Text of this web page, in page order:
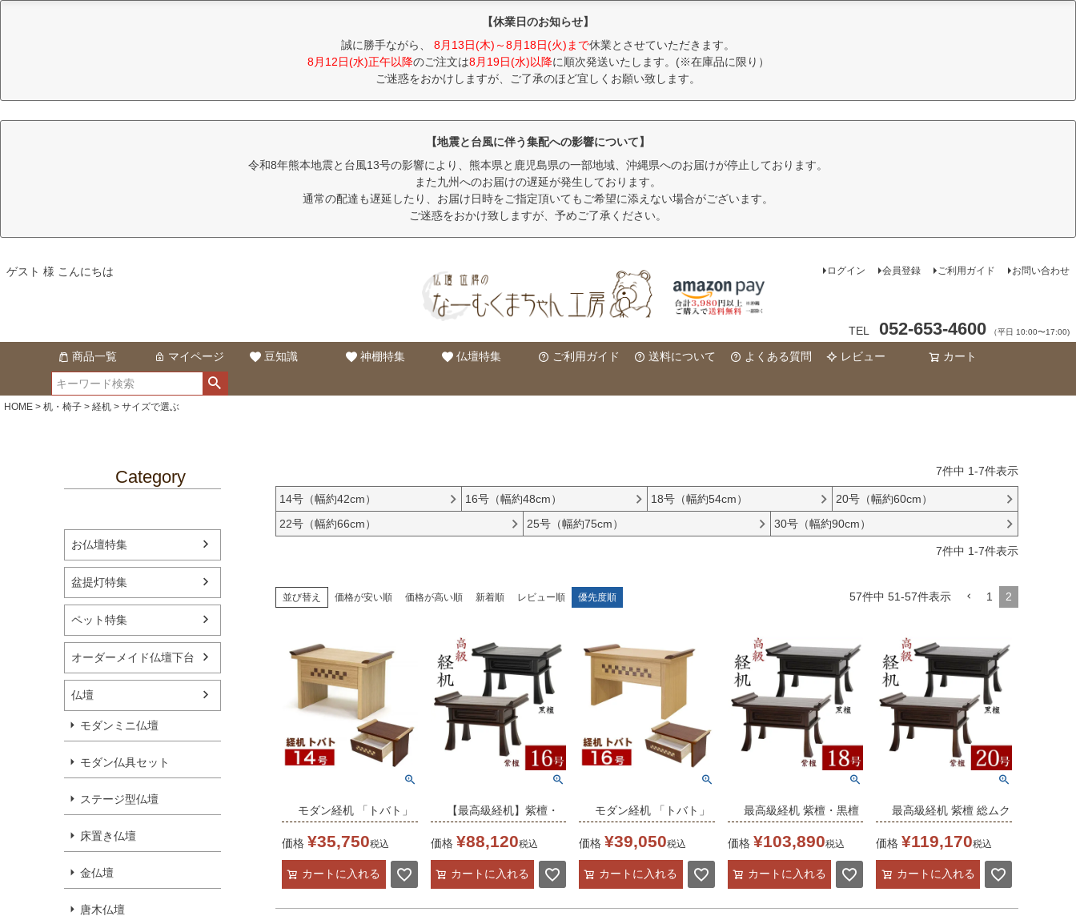
【休業日のお知らせ】
誠に勝手ながら、 8月13日(木)～8月18日(火)まで休業とさせていただきます。
8月12日(水)正午以降のご注文は8月19日(水)以降に順次発送いたします。(※在庫品に限り）
ご迷惑をおかけしますが、ご了承のほど宜しくお願い致します。
【地震と台風に伴う集配への影響について】
令和8年熊本地震と台風13号の影響により、熊本県と鹿児島県の一部地域、沖縄県へのお届けが停止しております。
また九州へのお届けの遅延が発生しております。
通常の配達も遅延したり、お届け日時をご指定頂いてもご希望に添えない場合がございます。
ご迷惑をおかけ致しますが、予めご了承ください。
ゲスト 様 こんにちは ログイン 会員登録 ご利用ガイド お問い合わせ
TEL 052-653-4600 （平日 10:00〜17:00)
商品一覧 マイページ 豆知識 神棚特集 仏壇特集 ご利用ガイド 送料について よくある質問 レビュー カート
HOME 机・椅子 経机 サイズで選ぶ
Category
お仏壇特集
盆提灯特集
ペット特集
オーダーメイド仏壇下台
仏壇
モダンミニ仏壇
モダン仏具セット
ステージ型仏壇
床置き仏壇
金仏壇
唐木仏壇
7件中 1-7件表示
14号（幅約42cm） 16号（幅約48cm） 18号（幅約54cm）
20号（幅約60cm）
22号（幅約66cm）
25号（幅約75cm） 30号（幅約90cm）
7件中 1-7件表示
並び替え 価格が安い順 価格が高い順 新着順 レビュー順 優先度順 57件中 51-57件表示 1 2
モダン経机 「トバト」
14号 （v11-42-6）/タ
モ ウォールナット 仏具
仏壇 花台 仏前机 テー
ブル リビング おしゃれ
価格 ¥35,750税込
カートに入れる
【最高級経机】紫檀・
黒檀 総ムク材 16号 幅
49cm
無垢材 日蓮宗 正宗
お葬式 葬儀 法事 仏壇
価格 ¥88,120税込
カートに入れる
モダン経机 「トバト」
タモ ウォールナット
16号 （v11-42-7）/仏
具 仏壇 花台 テーブル
モダン リビング おしゃ
価格 ¥39,050税込
カートに入れる
最高級経机 紫檀・黒檀
総ムク材 18号 幅55cm
無垢材 仏前 御供え 前
机 法事 法要 仏壇 仏具
テーブル
価格 ¥103,890税込
カートに入れる
最高級経机 紫檀 総ムク
材 20号 幅60cm
無垢材 日蓮宗 正宗 仏
前 御供え 前机 法事 法
要 仏壇 仏具 テーブル
価格 ¥119,170税込
カートに入れる